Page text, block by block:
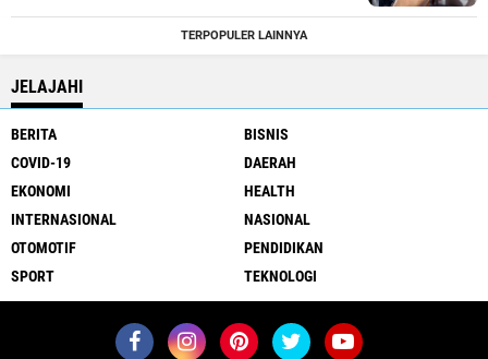
TERPOPULER LAINNYA
JELAJAHI
BERITA
BISNIS
COVID-19
DAERAH
EKONOMI
HEALTH
INTERNASIONAL
NASIONAL
OTOMOTIF
PENDIDIKAN
SPORT
TEKNOLOGI